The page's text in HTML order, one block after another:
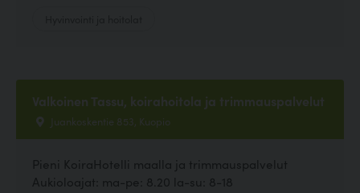
Valkoinen Tassu, koirahoitola ja trimmauspalvelut
Juankoskentie 853, Kuopio
Pieni KoiraHotelli maalla ja trimmauspalvelut
Aukioloajat: ma-pe: 8.20 la-su: 8-18